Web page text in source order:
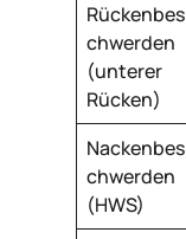
Rückenbes
chwerden
(unterer
Rücken)
Nackenbes
chwerden
(HWS)